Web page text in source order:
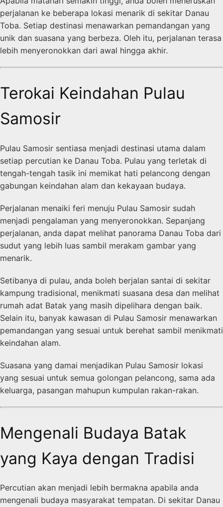
perjalanan ke beberapa lokasi menarik di sekitar Danau
Toba. Setiap destinasi menawarkan pemandangan yang
unik dan suasana yang berbeza. Oleh itu, perjalanan terasa
lebih menyeronokkan dari awal hingga akhir.
Terokai Keindahan Pulau
Samosir
Pulau Samosir sentiasa menjadi destinasi utama dalam
setiap percutian ke Danau Toba. Pulau yang terletak di
tengah-tengah tasik ini memikat hati pelancong dengan
gabungan keindahan alam dan kekayaan budaya.
Perjalanan menaiki feri menuju Pulau Samosir sudah
menjadi pengalaman yang menyeronokkan. Sepanjang
perjalanan, anda dapat melihat panorama Danau Toba dari
sudut yang lebih luas sambil merakam gambar yang
menarik.
Setibanya di pulau, anda boleh berjalan santai di sekitar
kampung tradisional, menikmati suasana desa dan melihat
rumah adat Batak yang masih dipelihara dengan baik.
Selain itu, banyak kawasan di Pulau Samosir menawarkan
pemandangan yang sesuai untuk berehat sambil menikmati
keindahan alam.
Suasana yang damai menjadikan Pulau Samosir lokasi
yang sesuai untuk semua golongan pelancong, sama ada
keluarga, pasangan mahupun kumpulan rakan-rakan.
Mengenali Budaya Batak
yang Kaya dengan Tradisi
Percutian akan menjadi lebih bermakna apabila anda
mengenali budaya masyarakat tempatan. Di sekitar Danau